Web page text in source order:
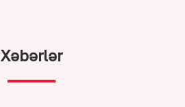
Xəbərlər